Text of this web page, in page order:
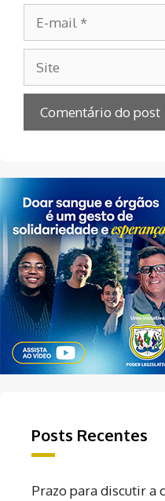
mail
Posts Recentes
Prazo para discutir a